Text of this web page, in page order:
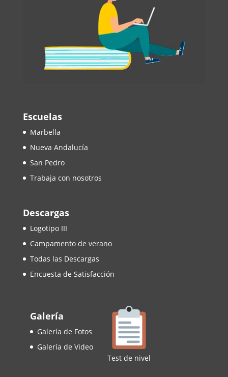
Escuelas
Marbella
Nueva Andalucía
San Pedro
Trabaja con nosotros
Descargas
Logotipo III
Campamento de verano
Todas las Descargas
Encuesta de Satisfacción
Galería
Galería de Fotos
Galería de Video
Test de nivel